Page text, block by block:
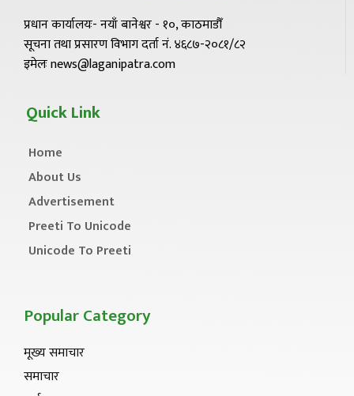
प्रधान कार्यालयः- नयाँ बानेश्वर - १०, काठमाडौँ
सूचना तथा प्रसारण विभाग दर्ता नं. ४६८७-२०८१/८२
इमेलः news@laganipatra.com
Quick Link
Home
About Us
Advertisement
Preeti To Unicode
Unicode To Preeti
Popular Category
मूख्य समाचार
समाचार